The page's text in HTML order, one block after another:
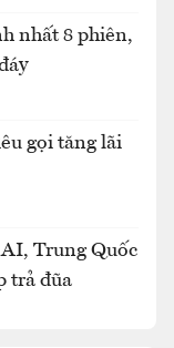
nhất 8 phiên,
gọi tăng lãi
Trung Quốc
trả đũa